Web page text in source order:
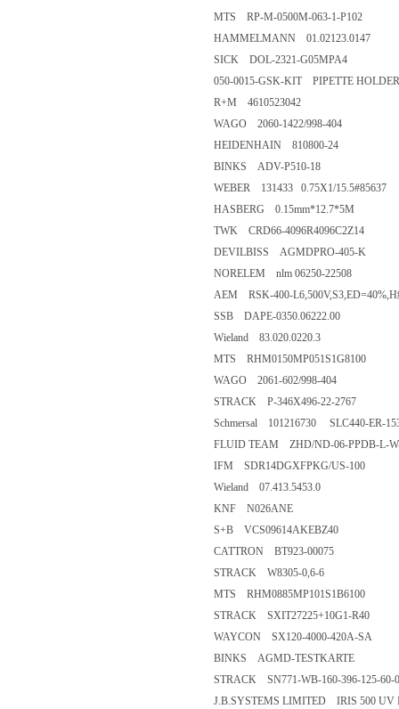
MTS RP-M-0500M-063-1-P102
HAMMELMANN 01.02123.0147
SICK DOL-2321-G05MPA4
050-0015-GSK-KIT PIPETTE
R+M 4610523042
WAGO 2060-1422/998-404
HEIDENHAIN 810800-24
BINKS ADV-P510-18
WEBER 131433 0.75X1/15.5#85637
HASBERG 0.15mm*12.7*5M
TWK CRD66-4096R4096C2Z14
DEVILBISS AGMDPRO-405-K
NORELEM nlm 06250-22508
AEM RSK-400-
SSB DAPE-0350.06222.00
Wieland 83.020.0220.3
MTS RHM0150MP051S1G8100
WAGO 2061-602/998-404
STRACK P-346X496-22-2767
Schmersal 101216730 SLC440-ER-
FLUID TEAM ZHD/ND-06-PPDB-L-
IFM SDR14DGXFPKG/US-100
Wieland 07.413.5453.0
KNF N026ANE
S+B VCS09614AKEBZ40
CATTRON BT923-00075
STRACK W8305-0,6-6
MTS RHM0885MP101S1B6100
STRACK SXIT27225+10G1-R40
WAYCON SX120-4000-420A-SA
BINKS AGMD-TESTKARTE
STRACK SN771-WB-160-396-125-60-
J.B.SYSTEMS LIMITED IRIS 500 UV